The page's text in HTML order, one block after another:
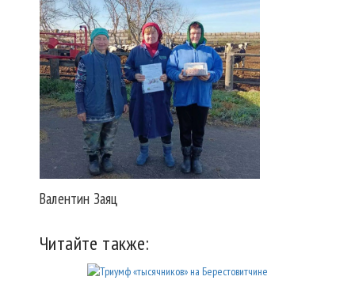
Валентин Заяц
Читайте также: